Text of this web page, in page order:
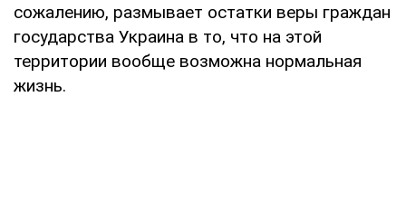
сожалению, размывает остатки веры граждан
государства Украина в то, что на этой
территории вообще возможна нормальная
жизнь.